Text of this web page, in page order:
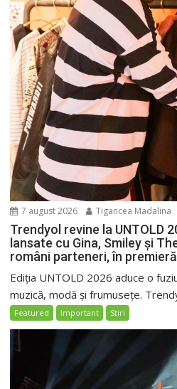
7 august 2026 Tigancea Madalina
Trendyol revine la UNTOLD
lansate cu Gina, Smiley și
români parteneri, în
Ediția UNTOLD 2026 aduce o
muzică, modă și frumusețe.
Featured Important Stiri